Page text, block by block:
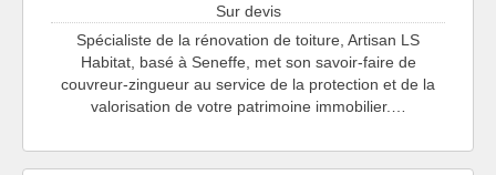
Sur devis
Spécialiste de la rénovation de toiture, Artisan LS
Habitat, basé à Seneffe, met son savoir-faire de
couvreur-zingueur au service de la protection et de la
valorisation de votre patrimoine immobilier.…